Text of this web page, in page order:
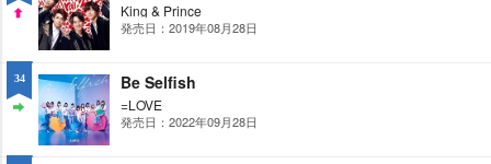
King & Prince
発売日：2019年08月28日
34
AY
Be Selfish
=LOVE
発売日：2022年09月28日